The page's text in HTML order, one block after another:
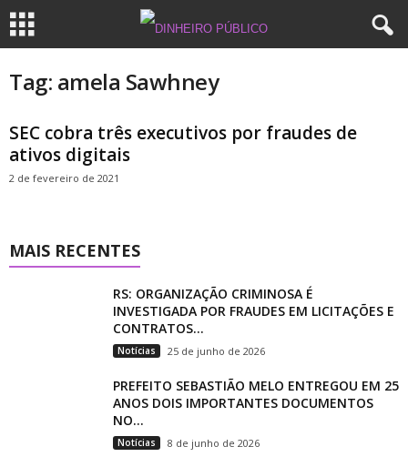
Tag: amela Sawhney
SEC cobra três executivos por fraudes de
ativos digitais
2 de fevereiro de 2021
MAIS RECENTES
RS: ORGANIZAÇÃO CRIMINOSA É
INVESTIGADA POR FRAUDES EM LICITAÇÕES E
CONTRATOS...
Notícias 25 de junho de 2026
PREFEITO SEBASTIÃO MELO ENTREGOU EM 25
ANOS DOIS IMPORTANTES DOCUMENTOS
NO...
Notícias 8 de junho de 2026